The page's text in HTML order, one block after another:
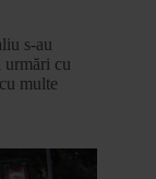
s-au
urmări cu
multe